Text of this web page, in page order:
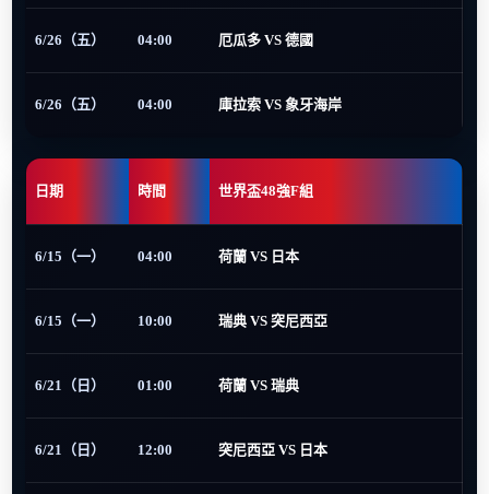
6/26（五） 04:00 厄瓜多 VS 德國
6/26（五） 04:00 庫拉索 VS 象牙海岸
日期 時間 世界盃48強F組
6/15（一） 04:00 荷蘭 VS 日本
6/15（一） 10:00 瑞典 VS 突尼西亞
6/21（日） 01:00 荷蘭 VS 瑞典
6/21（日） 12:00 突尼西亞 VS 日本